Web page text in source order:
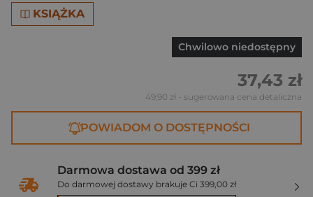
KSIĄŻKA
Chwilowo niedostępny
37,43 zł
49,90 zł - sugerowana cena detaliczna
POWIADOM O DOSTĘPNOŚCI
Darmowa dostawa od 399 zł
Do darmowej dostawy brakuje Ci 399,00 zł